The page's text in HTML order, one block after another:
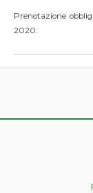
Prenotazione
2020.